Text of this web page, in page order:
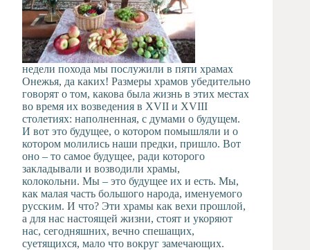
недели похода мы послужили в пяти храмах
Онежья, да каких! Размеры храмов убедительно
говорят о том, какова была жизнь в этих местах
во время их возведения в XVII и XVIII
столетиях: наполненная, с думами о будущем.
И вот это будущее, о котором помышляли и о
котором молились наши предки, пришло. Вот
оно – то самое будущее, ради которого
закладывали и возводили храмы,
колокольни. Мы – это будущее их и есть. Мы,
как малая часть большого народа, именуемого
русским. И что? Эти храмы как вехи прошлой,
а для нас настоящей жизни, стоят и укоряют
нас, сегодняшних, вечно спешащих,
суетящихся, мало что вокруг замечающих.